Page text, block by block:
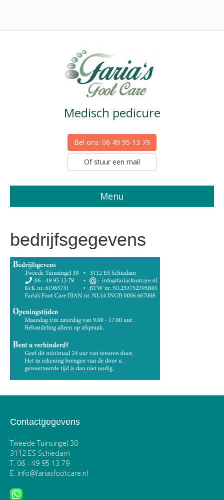
Medisch pedicure
Bel ons: 06 49 95 13 79
Of stuur een mail
Menu
bedrijfsgegevens
Contactgegevens
Tweede Tuinsingel 30
3112 ES Schiedam
T. 06 - 49 95 13 79
E. info@fariasfootcare.nl